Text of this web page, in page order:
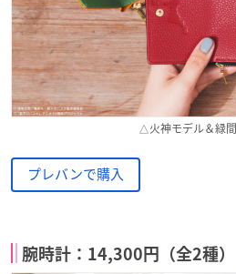
△火神モデル＆緑
プレバンで購入
腕時計：14,300円（全2種）